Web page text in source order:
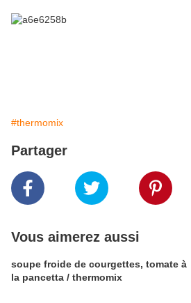
#thermomix
Partager
Vous aimerez aussi
soupe froide de courgettes, tomate à
la pancetta / thermomix